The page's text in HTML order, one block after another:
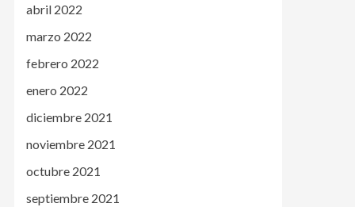
abril 2022
marzo 2022
febrero 2022
enero 2022
diciembre 2021
noviembre 2021
octubre 2021
septiembre 2021